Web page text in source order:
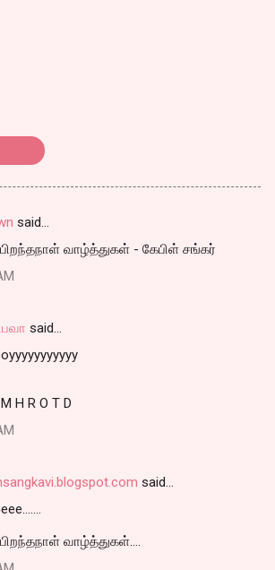
said…
வாழ்த்துகள் - கேபிள் சங்கர்
said…
H R O T D
said…
வாழ்த்துகள்....